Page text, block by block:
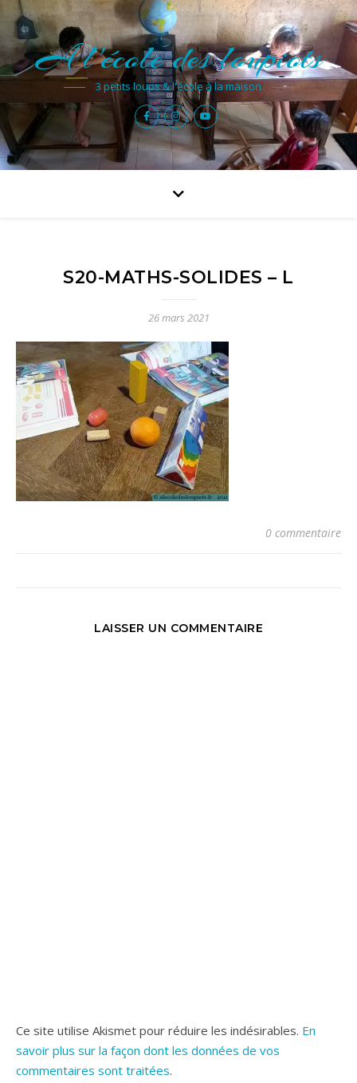
A l'école des loupiots
3 petits loups & l'école à la maison
S20-MATHS-SOLIDES – L
26 mars 2021
0 commentaire
LAISSER UN COMMENTAIRE
Ce site utilise Akismet pour réduire les indésirables. En
savoir plus sur la façon dont les données de vos
commentaires sont traitées.